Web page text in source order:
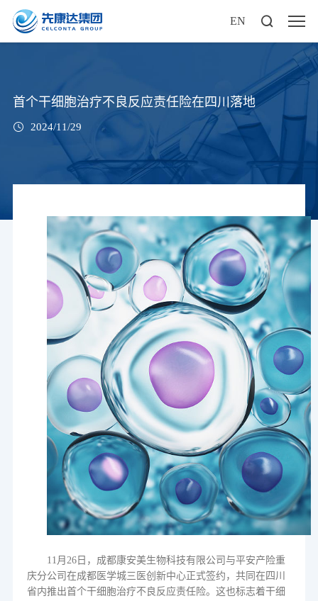
EN
首个干细胞治疗不良反应责任险在四川落地
2024/11/29
11月 26日，成都康安美生物科技有限公司与平安产险重
庆分公司在成都医学城三医创新中心正式签约，共同在四川
省内推出首个干细胞治疗不良反应责任险。这也标志着干细